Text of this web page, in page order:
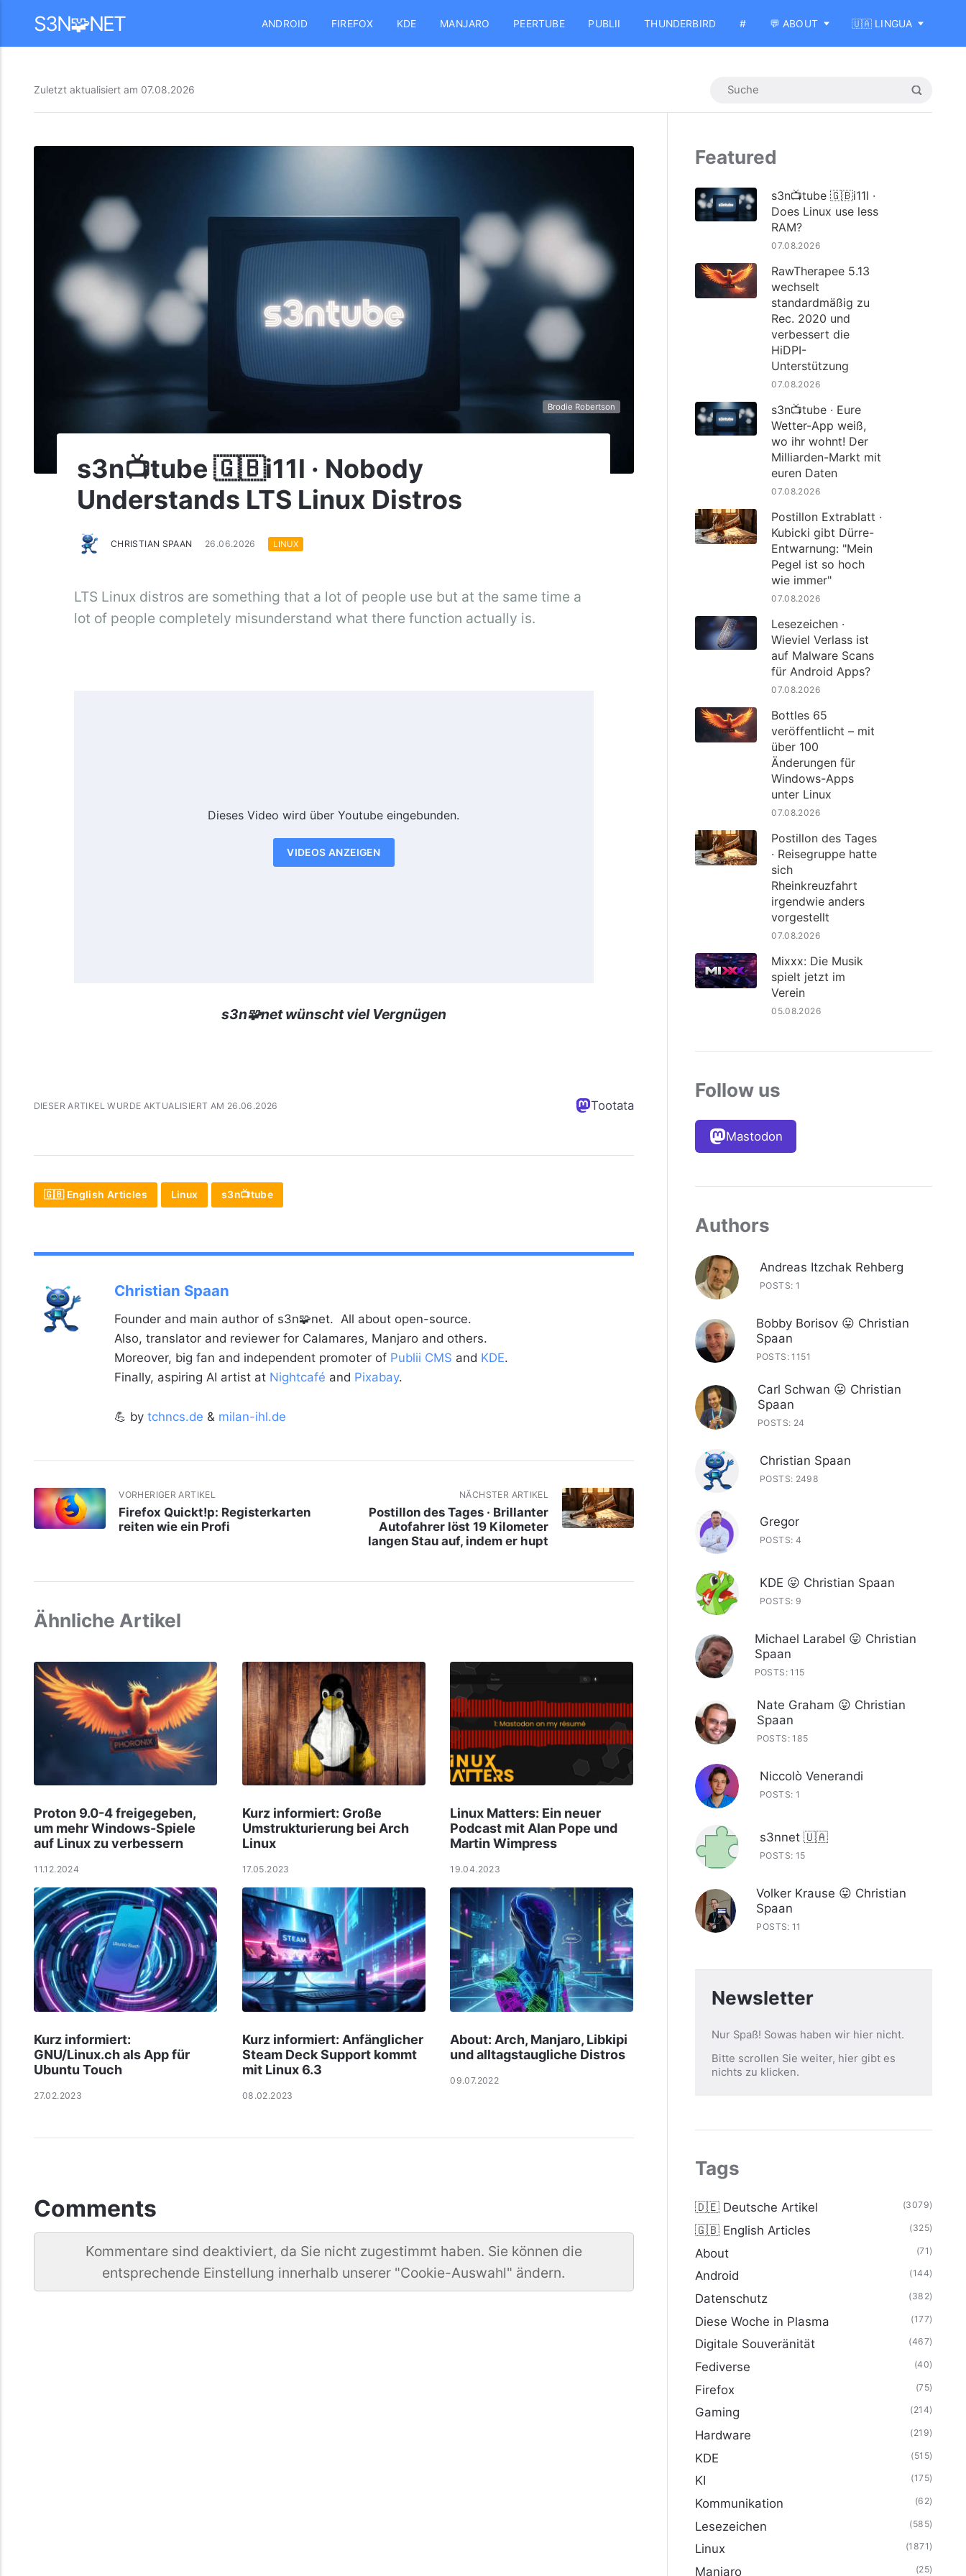
S3N🧩NET ANDROID FIREFOX KDE MANJARO PEERTUBE PUBLII THUNDERBIRD # 💬 ABOUT 🇺🇦 LINGUA
Zuletzt aktualisiert am 07.08.2026
Brodie Robertson
s3n📺tube 🇬🇧i11l · Nobody
Understands LTS Linux Distros
CHRISTIAN SPAAN 26.06.2026 LINUX
LTS Linux distros are something that a lot of people use but at the same time a
lot of people completely misunderstand what there function actually is.
Dieses Video wird über Youtube eingebunden.
VIDEOS ANZEIGEN
s3n🧩net wünscht viel Vergnügen
DIESER ARTIKEL WURDE AKTUALISIERT AM 26.06.2026 Tootata
🇬🇧 English Articles Linux s3n📺tube
Christian Spaan
Founder and main author of s3n🧩net. All about open-source.
Also, translator and reviewer for Calamares, Manjaro and others.
Moreover, big fan and independent promoter of Publii CMS and KDE.
Finally, aspiring AI artist at Nightcafé and Pixabay.
💪 by tchncs.de & milan-ihl.de
VORHERIGER ARTIKEL
Firefox Quickt!p: Registerkarten
reiten wie ein Profi
NÄCHSTER ARTIKEL
Postillon des Tages · Brillanter
Autofahrer löst 19 Kilometer
langen Stau auf, indem er hupt
Ähnliche Artikel
Proton 9.0-4 freigegeben,
um mehr Windows-Spiele
auf Linux zu verbessern
11.12.2024
Kurz informiert: Große
Umstrukturierung bei Arch
Linux
17.05.2023
Linux Matters: Ein neuer
Podcast mit Alan Pope und
Martin Wimpress
19.04.2023
Kurz informiert:
GNU/Linux.ch als App für
Ubuntu Touch
27.02.2023
Kurz informiert: Anfänglicher
Steam Deck Support kommt
mit Linux 6.3
08.02.2023
About: Arch, Manjaro, Libkipi
und alltagstaugliche Distros
09.07.2022
Comments
Kommentare sind deaktiviert, da Sie nicht zugestimmt haben. Sie können die
entsprechende Einstellung innerhalb unserer "Cookie-Auswahl" ändern.
Featured
s3n📺tube 🇬🇧i11l ·
Does Linux use less
RAM?
07.08.2026
RawTherapee 5.13
wechselt
standardmäßig zu
Rec. 2020 und
verbessert die
HiDPI-
Unterstützung
07.08.2026
s3n📺tube · Eure
Wetter-App weiß,
wo ihr wohnt! Der
Milliarden-Markt mit
euren Daten
07.08.2026
Postillon Extrablatt ·
Kubicki gibt Dürre-
Entwarnung: "Mein
Pegel ist so hoch
wie immer"
07.08.2026
Lesezeichen ·
Wieviel Verlass ist
auf Malware Scans
für Android Apps?
07.08.2026
Bottles 65
veröffentlicht – mit
über 100
Änderungen für
Windows-Apps
unter Linux
07.08.2026
Postillon des Tages
· Reisegruppe hatte
sich
Rheinkreuzfahrt
irgendwie anders
vorgestellt
07.08.2026
Mixxx: Die Musik
spielt jetzt im
Verein
05.08.2026
Follow us
Mastodon
Authors
Andreas Itzchak Rehberg
POSTS: 1
Bobby Borisov 😛 Christian
Spaan
POSTS: 1151
Carl Schwan 😛 Christian
Spaan
POSTS: 24
Christian Spaan
POSTS: 2498
Gregor
POSTS: 4
KDE 😛 Christian Spaan
POSTS: 9
Michael Larabel 😛 Christian
Spaan
POSTS: 115
Nate Graham 😛 Christian
Spaan
POSTS: 185
Niccolò Venerandi
POSTS: 1
s3nnet 🇺🇦
POSTS: 15
Volker Krause 😛 Christian
Spaan
POSTS: 11
Newsletter
Nur Spaß! Sowas haben wir hier nicht.
Bitte scrollen Sie weiter, hier gibt es
nichts zu klicken.
Tags
🇩🇪 Deutsche Artikel (3079)
🇬🇧 English Articles (325)
About (71)
Android (144)
Datenschutz (382)
Diese Woche in Plasma (177)
Digitale Souveränität (467)
Fediverse (40)
Firefox (75)
Gaming (214)
Hardware (219)
KDE (515)
KI (175)
Kommunikation (62)
Lesezeichen (585)
Linux (1871)
Manjaro (25)